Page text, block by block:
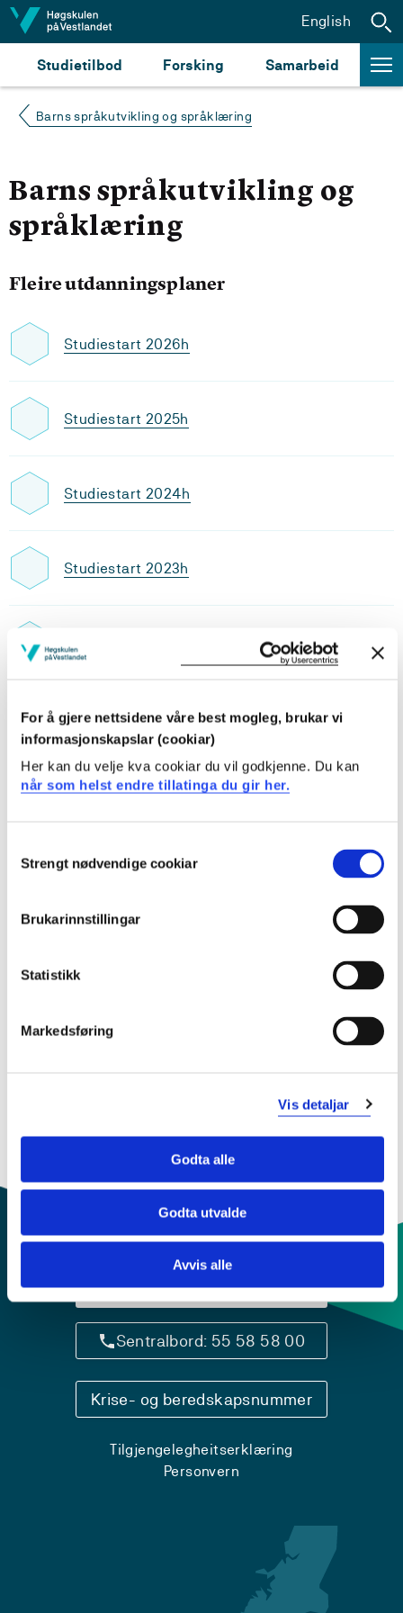
For å gjere nettsidene våre best mogleg, brukar vi
informasjonskapslar (cookiar)
Her kan du velje kva cookiar du vil godkjenne. Du kan
når som helst endre tillatinga du gir her.
Selection
Strengt nødvendige cookiar
Brukarinnstillingar
Statistikk
Markedsføring
Vis detaljar
Godta alle
Godta utvalde
Avvis alle
Hopp til innhald
Studietilbod Forsking Samarbeid
English
Barns språkutvikling og språklæring
Barns språkutvikling og
språklæring
Fleire utdanningsplaner
Studiestart 2026h
Studiestart 2025h
Studiestart 2024h
Studiestart 2023h
Studiestart 2022h
Studiestart 2021h
Studiestart 2020h
Studiestart 2019h
Kontaktinfo og opningstider
Sentralbord: 55 58 58 00
Krise- og beredskapsnummer
Tilgjengelegheitserklæring
Personvern